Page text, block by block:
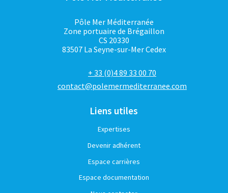
Pôle Mer Méditerranée
Zone portuaire de Brégaillon
CS 20330
83507 La Seyne-sur-Mer Cedex
+ 33 (0)4 89 33 00 70
contact@polemermediterranee.com
Liens utiles
Expertises
Devenir adhérent
Espace carrières
Espace documentation